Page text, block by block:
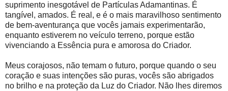
suprimento inesgotável de Partículas Adamantinas. É
tangível, amados. É real, e é o mais maravilhoso sentimento
de bem-aventurança que vocês jamais experimentarão,
enquanto estiverem no veículo terreno, porque estão
vivenciando a Essência pura e amorosa do Criador.
Meus corajosos, não temam o futuro, porque quando o seu
coração e suas intenções são puras, vocês são abrigados
no brilho e na proteção da Luz do Criador. Não lhes diremos